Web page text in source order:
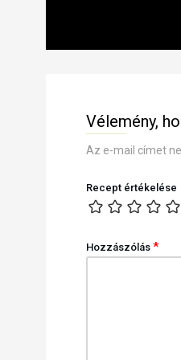
Vélemény,
Az e-mail címet
Recept értékelése
Hozzászólás *